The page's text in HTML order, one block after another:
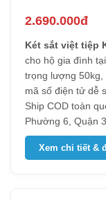
2.690.000đ
Két sắt việt tiệp
cho hộ gia đình
trọng lượng 50kg,
mã số điện tử dễ
Ship COD toàn
Phường 6, Quận
Xem chi tiết &